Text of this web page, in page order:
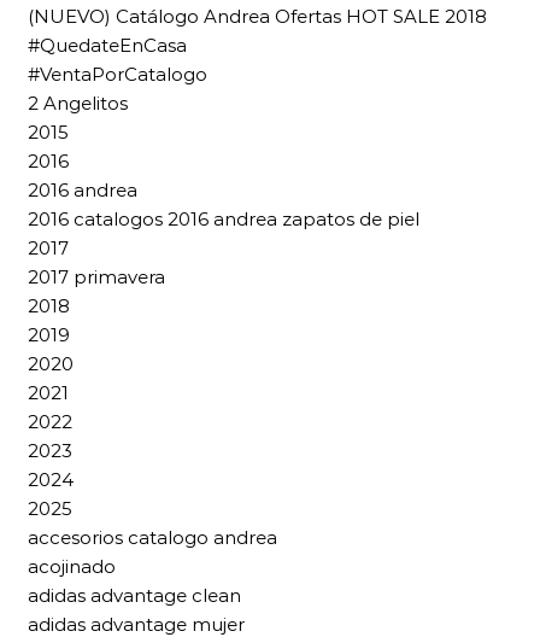
(NUEVO) Catálogo Andrea Ofertas HOT SALE 2018
#QuedateEnCasa
#VentaPorCatalogo
2 Angelitos
2015
2016
2016 andrea
2016 catalogos 2016 andrea zapatos de piel
2017
2017 primavera
2018
2019
2020
2021
2022
2023
2024
2025
accesorios catalogo andrea
acojinado
adidas advantage clean
adidas advantage mujer